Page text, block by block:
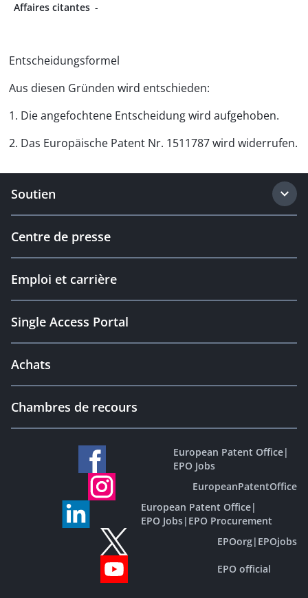
Affaires citantes -
Entscheidungsformel
Aus diesen Gründen wird entschieden:
1. Die angefochtene Entscheidung wird aufgehoben.
2. Das Europäische Patent Nr. 1511787 wird widerrufen.
Soutien
Centre de presse
Emploi et carrière
Single Access Portal
Achats
Chambres de recours
European Patent Office|
EPO Jobs
EuropeanPatentOffice
European Patent Office|
EPO Jobs| EPO Procurement
EPOorg| EPOjobs
EPO official